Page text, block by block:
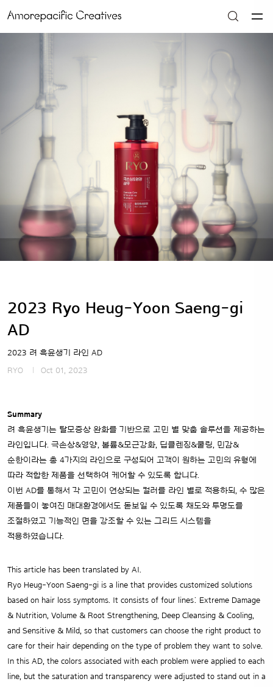
2023 Ryo Heug-Yoon Saeng-gi
AD
2023 려 흑윤생기 라인 AD
RYO Oct 01, 2023
Summary
려 흑윤생기는 탈모증상 완화를 기반으로 고민 별 맞춤 솔루션을 제공하는
라인입니다. 극손상&영양, 볼륨&모근강화, 딥클렌징&쿨링, 민감&
순한이라는 총 4가지의 라인으로 구성되어 고객이 원하는 고민의 유형에
따라 적합한 제품을 선택하여 케어할 수 있도록 합니다.
이번 AD를 통해서 각 고민이 연상되는 컬러를 라인 별로 적용하되, 수 많은
제품들이 놓여진 매대환경에서도 돋보일 수 있도록 채도와 투명도를
조절하였고 기능적인 면을 강조할 수 있는 그리드 시스템을
적용하였습니다.
This article has been translated by AI.
Ryo Heug-Yoon Saeng-gi is a line that provides customized solutions
based on hair loss symptoms. It consists of four lines: Extreme Damage
& Nutrition, Volume & Root Strengthening, Deep Cleansing & Cooling,
and Sensitive & Mild, so that customers can choose the right product to
care for their hair depending on the type of problem they want to solve.
In this AD, the colors associated with each problem were applied to each
line, but the saturation and transparency were adjusted to stand out in a